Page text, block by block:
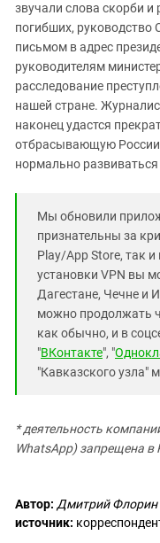
звучали слова скорби
погибших, руководство
письмом в адрес
руководителям
расследование
нашей стране.
наконец удастся
отбрасывающую
нормально
Мы обновили
признательны за
Play/App Store, так и
установки VPN вы
Дагестане, Чечне и
можно продолжать
как обычно, и в
"ВКонтакте", "
"Кавказского узла"
* деятельность
WhatsApp) запрещена в
Автор: Дмитрий Флорин
источник: